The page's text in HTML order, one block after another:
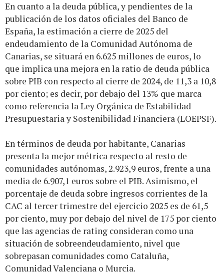
En cuanto a la deuda pública, y pendientes de la
publicación de los datos oficiales del Banco de
España, la estimación a cierre de 2025 del
endeudamiento de la Comunidad Autónoma de
Canarias, se situará en 6.625 millones de euros, lo
que implica una mejora en la ratio de deuda pública
sobre PIB con respecto al cierre de 2024, de 11,3 a 10,8
por ciento; es decir, por debajo del 13% que marca
como referencia la Ley Orgánica de Estabilidad
Presupuestaria y Sostenibilidad Financiera (LOEPSF).
En términos de deuda por habitante, Canarias
presenta la mejor métrica respecto al resto de
comunidades autónomas, 2.923,9 euros, frente a una
media de 6.907,1 euros sobre el PIB. Asimismo, el
porcentaje de deuda sobre ingresos corrientes de la
CAC al tercer trimestre del ejercicio 2025 es de 61,5
por ciento, muy por debajo del nivel de 175 por ciento
que las agencias de rating consideran como una
situación de sobreendeudamiento, nivel que
sobrepasan comunidades como Cataluña,
Comunidad Valenciana o Murcia.